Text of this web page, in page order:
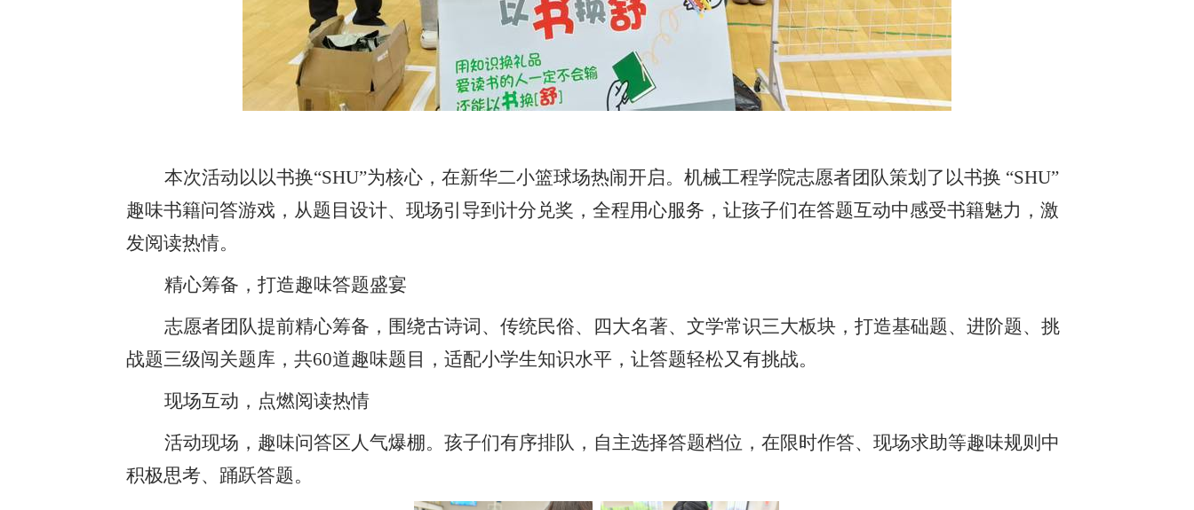
本次活动以以书换“SHU”为核心，在新华二小篮球场热闹开启。机械工程学院志愿者团队策划了以书换 “SHU”
趣味书籍问答游戏，从题目设计、现场引导到计分兑奖，全程用心服务，让孩子们在答题互动中感受书籍魅力，激
发阅读热情。
精心筹备，打造趣味答题盛宴
志愿者团队提前精心筹备，围绕古诗词、传统民俗、四大名著、文学常识三大板块，打造基础题、进阶题、挑
战题三级闯关题库，共60道趣味题目，适配小学生知识水平，让答题轻松又有挑战。
现场互动，点燃阅读热情
活动现场，趣味问答区人气爆棚。孩子们有序排队，自主选择答题档位，在限时作答、现场求助等趣味规则中
积极思考、踊跃答题。